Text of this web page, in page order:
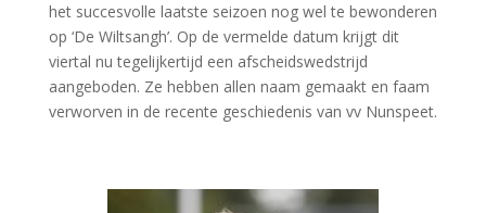
het succesvolle laatste seizoen nog wel te bewonderen
op ‘De Wiltsangh’. Op de vermelde datum krijgt dit
viertal nu tegelijkertijd een afscheidswedstrijd
aangeboden. Ze hebben allen naam gemaakt en faam
verworven in de recente geschiedenis van vv Nunspeet.